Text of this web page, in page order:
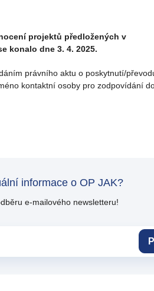
projektů předložených v
konalo dne 3. 4. 2025.
právního aktu o poskytnutí/
kontaktní osoby pro zodpovídání
informace o OP JAK?
e-mailového newsletteru!